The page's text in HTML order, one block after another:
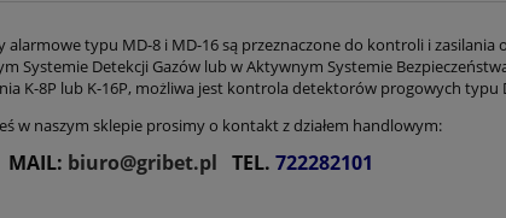
alarmowe typu MD-8 i MD-16 są przeznaczone do kontroli i
Systemie Detekcji Gazów lub w Aktywnym Systemie
K-8P lub K-16P, możliwa jest kontrola detektorów progowych typu
w naszym sklepie prosimy o kontakt z działem handlowym:
MAIL: biuro@gribet.pl TEL. 722282101